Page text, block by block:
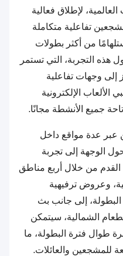
العالمية، لإطلاق فعالية
تفاعلية متكاملة
إلى 19 يوليو. واستلهامًا من أكثر بطولات
هذه التجربة، التي تستمر
إلى وجهات تفاعلية
الإلكترونية
جميع الأنشطة مجانًا.
عبر عدة مواقع داخل
الوجهة إلى تجربة
من خلال أربع مناطق
وعروض ترفيهية
إلى جانب بث
الشمالية، سيتمكن
طوال فترة البطولة، ما
للمشجعين والعائلات.